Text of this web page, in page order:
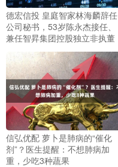
德宏信投 皇庭智家林海麟辞任
公司秘书，53岁陈永杰接任、
兼任智昇集团控股独立非执董
信弘优配 萝卜是肺病的“催化
剂”？医生提醒：不想肺病加
重，少吃3种蔬果